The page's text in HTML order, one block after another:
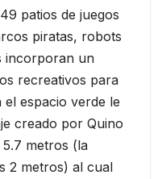
patios de juegos
piratas, robots
incorporan un
recreativos para
el espacio verde le
creado por Quino
metros (la
2 metros) al cual